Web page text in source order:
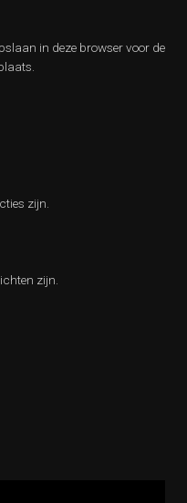
in deze browser voor de
zijn.
zijn.